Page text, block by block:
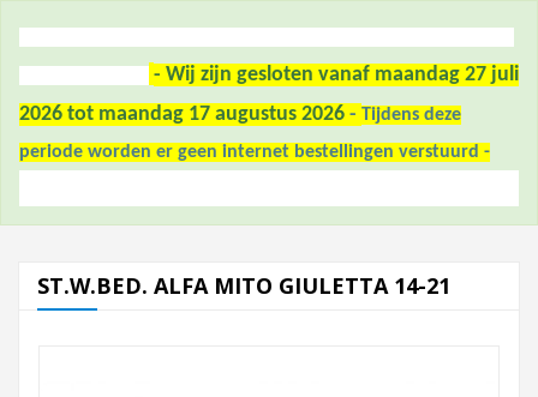
- Wij zijn gesloten vanaf maandag 27 juli
2026 tot maandag 17 augustus 2026 - Tijdens deze
periode worden er geen internet bestellingen verstuurd -
ST.W.BED. ALFA MITO GIULETTA 14-21